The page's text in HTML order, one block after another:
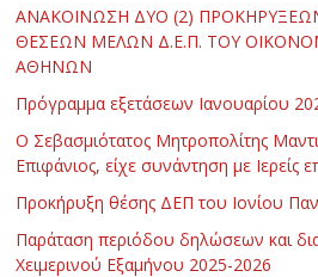
ΑΝΑΚΟΙΝΩΣΗ ΔΥΟ (2)
ΘΕΣΕΩΝ ΜΕΛΩΝ Δ.Ε.Π. ΤΟΥ
ΑΘΗΝΩΝ
Πρόγραμμα εξετάσεων Ιανουαρίου
Ο Σεβασμιότατος Μητροπολίτης
Επιφάνιος, είχε συνάντηση με Ιερείς
Προκήρυξη θέσης ΔΕΠ του Ιονίου
Παράταση περιόδου δηλώσεων και
Χειμερινού Εξαμήνου 2025-2026